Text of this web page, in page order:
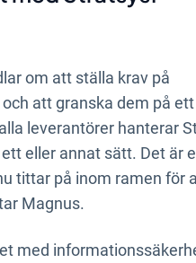
om att ställa krav på
att granska dem på
leverantörer hanterar
eller annat sätt. Det är
tittar på inom ramen för
Magnus.
med